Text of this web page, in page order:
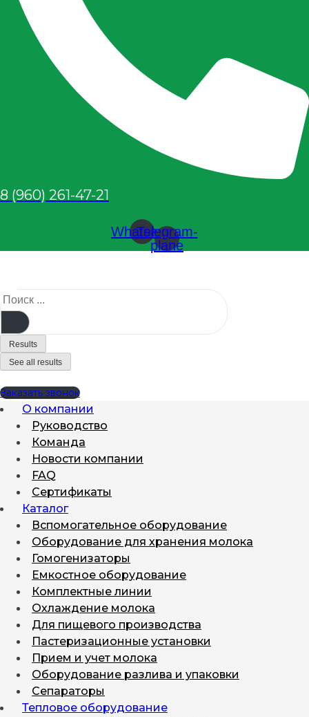
8 (960) 261-47-21
Whatsapp
Telegram-
plane
Results
See all results
Заказать звонок
О компании
Руководство
Команда
Новости компании
FAQ
Сертификаты
Каталог
Вспомогательное оборудование
Оборудование для хранения молока
Гомогенизаторы
Емкостное оборудование
Комплектные линии
Охлаждение молока
Для пищевого производства
Пастеризационные установки
Прием и учет молока
Оборудование разлива и упаковки
Сепараторы
Тепловое оборудование